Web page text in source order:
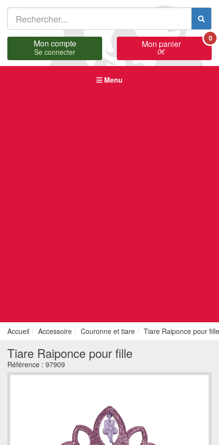
Mon compte
Se connecter
Mon panier
0€
0
Menu
Accueil Accessoire Couronne et tiare Tiare Raiponce pour fille
Tiare Raiponce pour fille
Référence : 97909